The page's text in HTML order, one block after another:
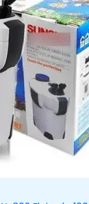
d
c
t
o
s